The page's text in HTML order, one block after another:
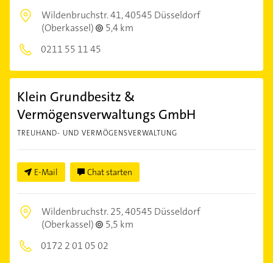
Wildenbruchstr. 41,40545 Düsseldorf
(Oberkassel)
5,4 km
0211 55 11 45
Klein Grundbesitz &
Vermögensverwaltungs GmbH
TREUHAND- UND VERMÖGENSVERWALTUNG
E-Mail Chat starten
Wildenbruchstr. 25,40545 Düsseldorf
(Oberkassel)
5,5 km
0172 2 01 05 02